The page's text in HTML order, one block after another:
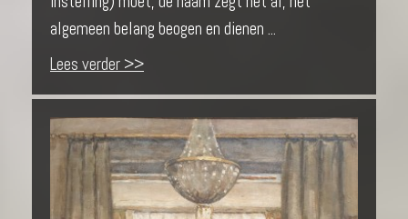
algemeen belang beogen en dienen ...
Lees verder >>